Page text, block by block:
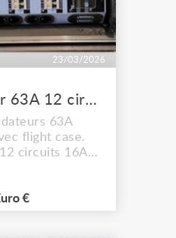
23/03/2026
gradateur 63A 12 circuits
63A
flight case.
circuits 16A
- connectique
en dmx 5 points
pour chaque
€